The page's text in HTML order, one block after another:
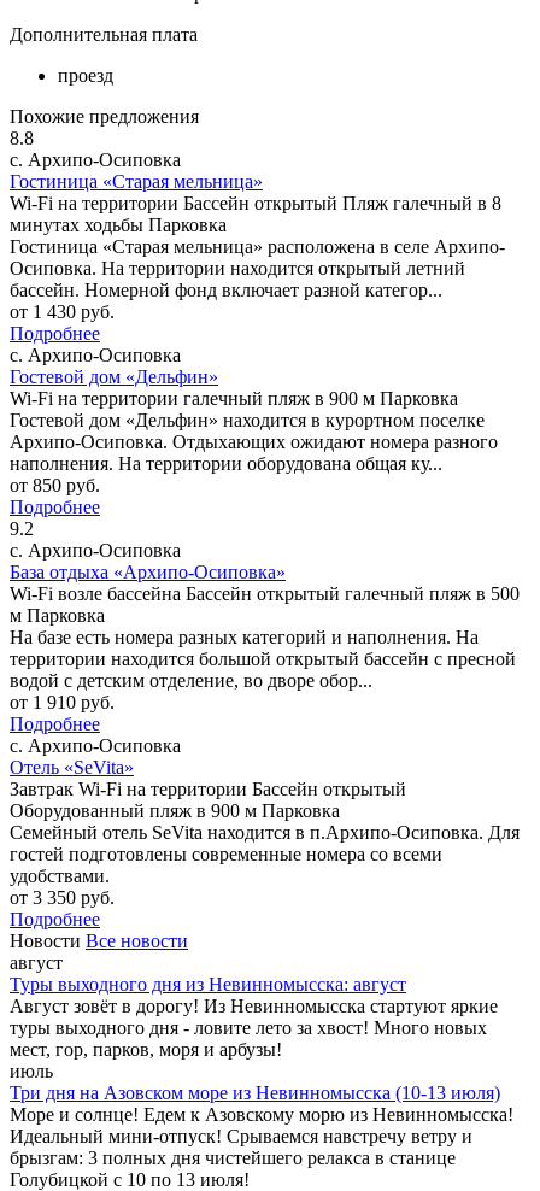
Дополнительная плата
проезд
Похожие предложения
8.8
с. Архипо-Осиповка
Гостиница «Старая мельница»
Wi-Fi на территории Бассейн открытый Пляж галечный в 8
минутах ходьбы Парковка
Гостиница «Старая мельница» расположена в селе Архипо-
Осиповка. На территории находится открытый летний
бассейн. Номерной фонд включает разной категор...
от 1 430 руб.
Подробнее
с. Архипо-Осиповка
Гостевой дом «Дельфин»
Wi-Fi на территории галечный пляж в 900 м Парковка
Гостевой дом «Дельфин» находится в курортном поселке
Архипо-Осиповка. Отдыхающих ожидают номера разного
наполнения. На территории оборудована общая ку...
от 850 руб.
Подробнее
9.2
с. Архипо-Осиповка
База отдыха «Архипо-Осиповка»
Wi-Fi возле бассейна Бассейн открытый галечный пляж в 500
м Парковка
На базе есть номера разных категорий и наполнения. На
территории находится большой открытый бассейн с пресной
водой с детским отделение, во дворе обор...
от 1 910 руб.
Подробнее
с. Архипо-Осиповка
Отель «SeVita»
Завтрак Wi-Fi на территории Бассейн открытый
Оборудованный пляж в 900 м Парковка
Семейный отель SeVita находится в п.Архипо-Осиповка. Для
гостей подготовлены современные номера со всеми
удобствами.
от 3 350 руб.
Подробнее
Новости Все новости
август
Туры выходного дня из Невинномысска: август
Август зовёт в дорогу! Из Невинномысска стартуют яркие
туры выходного дня - ловите лето за хвост! Много новых
мест, гор, парков, моря и арбузы!
июль
Три дня на Азовском море из Невинномысска (10-13 июля)
Море и солнце! Едем к Азовскому морю из Невинномысска!
Идеальный мини-отпуск! Срываемся навстречу ветру и
брызгам: 3 полных дня чистейшего релакса в станице
Голубицкой с 10 по 13 июля!